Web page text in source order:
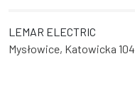
LEMAR ELECTRIC
Mysłowice, Katowicka 104